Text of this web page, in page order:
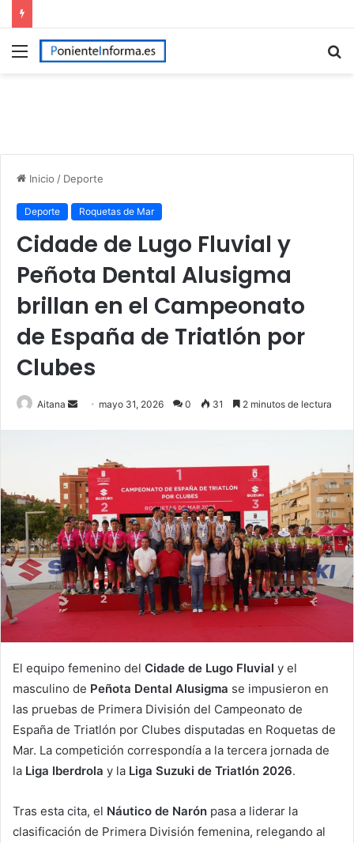
Menú
Inicio / Deporte
Deporte Roquetas de Mar
Cidade de Lugo Fluvial y
Peñota Dental Alusigma
brillan en el Campeonato
de España de Triatlón por
Clubes
Aitana
Send mayo 31, 2026 0 31 2 minutos de lectura
El equipo femenino del Cidade de Lugo Fluvial y el
masculino de Peñota Dental Alusigma se impusieron en
las pruebas de Primera División del Campeonato de
España de Triatlón por Clubes disputadas en Roquetas de
Mar. La competición correspondía a la tercera jornada de
la Liga Iberdrola y la Liga Suzuki de Triatlón 2026.
Tras esta cita, el Náutico de Narón pasa a liderar la
clasificación de Primera División femenina, relegando al